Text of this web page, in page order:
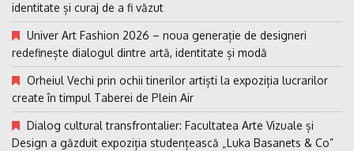
identitate și curaj de a fi văzut
Univer Art Fashion 2026 – noua generație de designeri
redefinește dialogul dintre artă, identitate și modă
Orheiul Vechi prin ochii tinerilor artiști la expoziția lucrarilor
create în timpul Taberei de Plein Air
Dialog cultural transfrontalier: Facultatea Arte Vizuale și
Design a găzduit expoziția studențească „Luka Basanets & Co”